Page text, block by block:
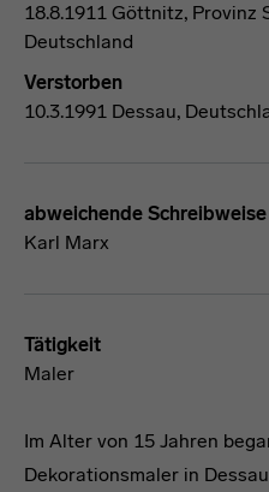
18.8.1911 Göttnitz, Provinz
Deutschland
Verstorben
10.3.1991 Dessau,
abweichende Schreibweise
Karl Marx
Tätigkeit
Maler
Im Alter von 15 Jahren
Dekorationsmaler in